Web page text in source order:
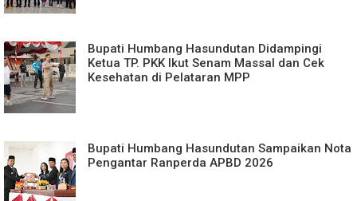
Bupati Humbang Hasundutan Didampingi
Ketua TP. PKK Ikut Senam Massal dan Cek
Kesehatan di Pelataran MPP
Bupati Humbang Hasundutan Sampaikan Nota
Pengantar Ranperda APBD 2026